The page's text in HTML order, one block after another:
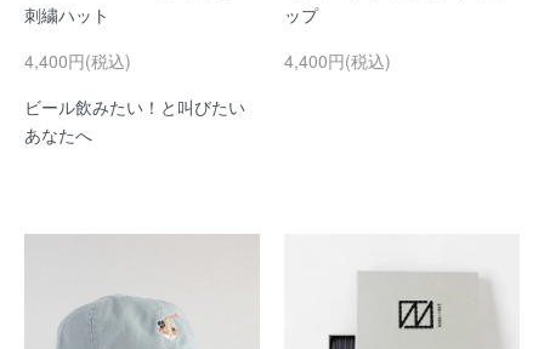
刺繍ハット
4,400円(税込)
ビール飲みたい！と叫びたい
あなたへ
ップ
4,400円(税込)